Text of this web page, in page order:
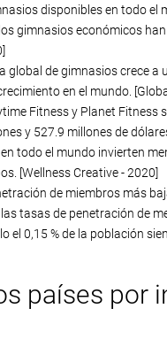
disponibles en todo el
gimnasios económicos
global de gimnasios crece
en el mundo.
Fitness y Planet
y 527.9 millones de
todo el mundo invierten
[Wellness Creative - 2020]
de miembros más
tasas de penetración de
el 0,15 % de la población
países por